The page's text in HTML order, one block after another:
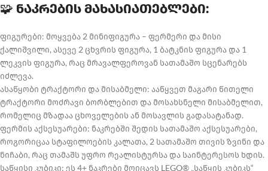
🧩 ნაკრების მახასიათებლები:
ფიგურები: მოყვება 2 მინიფიგურა – ფერმერი და მისი
ქალიშვილი, ასევე 2 ცხვრის ფიგურა, 1 ბატკნის ფიგურა და 1
ლეკვის ფიგურა, რაც მრავალფეროვან სათამაშო სცენარებს
იძლევა.
ასაწყობი ტრაქტორი და მისაბმელი: ააწყვეთ მაგარი წითელი
ტრაქტორი მოძრავი ბორბლებით და მოსახსნელი მისაბმელით,
რომელიც მზადაა ცხოველების ან მოსავლის გადასატანად.
ფერმის აქსესუარები: ნაკრებში შედის სათამაშო აქსესუარები,
როგორიცაა სტაფილოების კალათა, 2 სათამაშო თივის ზვინი და
ნიჩაბი, რაც თამაშს უფრო რეალისტურსა და საინტერესოს ხდის.
საწყისი კუბიკი: ეს 4+ ნაკრები მოიცავს LEGO® „საწყის კუბიკს“